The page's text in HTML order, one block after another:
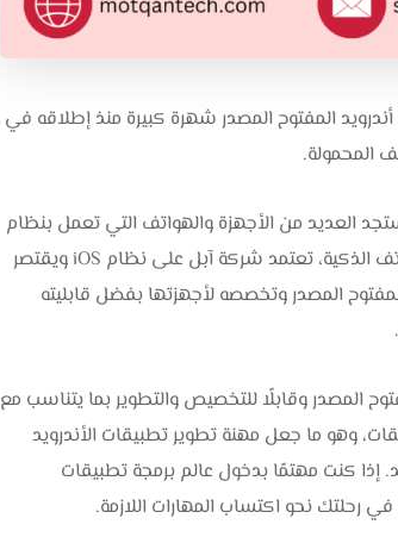
المفتوح المصدر شهرة كبيرة منذ إطلاقه في
العديد من الأجهزة والهواتف التي تعمل بنظام
أندرويد، وقد يكون هاتفك أنت نفسه يعمل بهذا النظام. في سوق الهواتف الذكية، تعتمد شركة آبل على نظام iOS ويقتصر
المصدر وتخصصه لأجهزتها بفضل قابليته
المصدر وقابلًا للتخصيص والتطوير بما يتناسب مع
وهو ما جعل مهنة تطوير تطبيقات الأندرويد
إذا كنت مهتمًا بدخول عالم برمجة تطبيقات
نحو اكتساب المهارات اللازمة.